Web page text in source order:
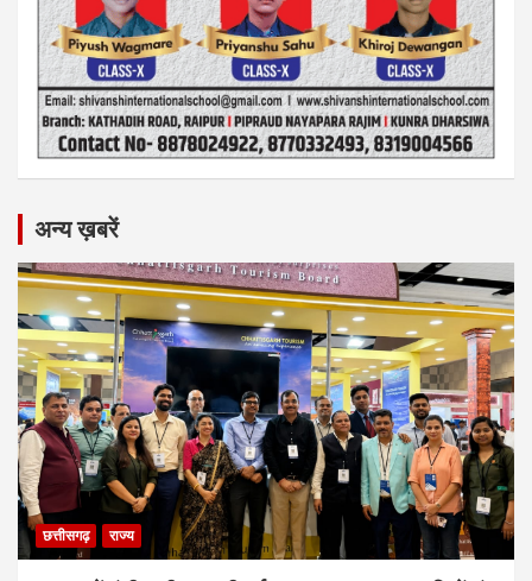
अन्य ख़बरें
छत्तीसगढ़ राज्य